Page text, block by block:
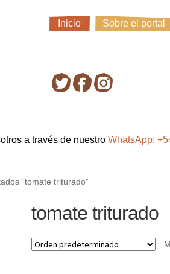
Inicio Sobre el portal
Retirando en Roca Negra
a través de nuestroWhatsApp:
“tomate triturado”
tomate triturado